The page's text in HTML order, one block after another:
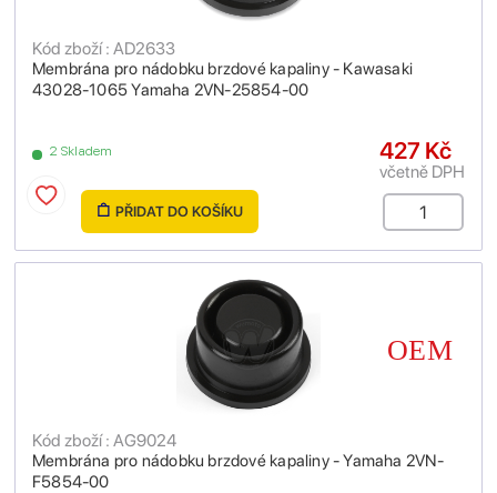
Membrána pro nádobku brzdové kapaliny - Kawasaki
43028-1065 Yamaha 2VN-25854-00
Kód zboží : AD2633
2 Skladem 427 Kč
včetně DPH
PŘIDAT DO KOŠÍKU
Membrána pro nádobku brzdové kapaliny - Yamaha 2VN-
F5854-00
Kód zboží : AG9024